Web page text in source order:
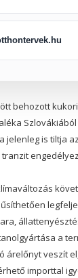
behozott
jelenleg is tiltja
a
árelőnyt veszít
importtal